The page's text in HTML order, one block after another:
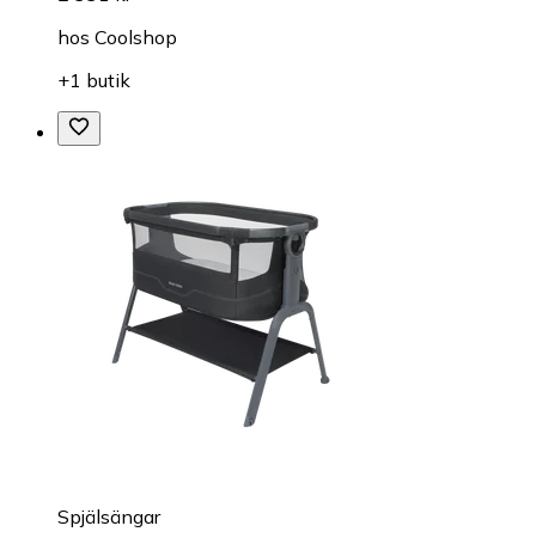
hos Coolshop
+1 butik
Spjälsängar